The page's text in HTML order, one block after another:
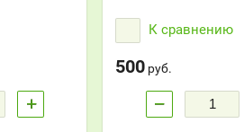
+
К сравнению
500 руб.
−